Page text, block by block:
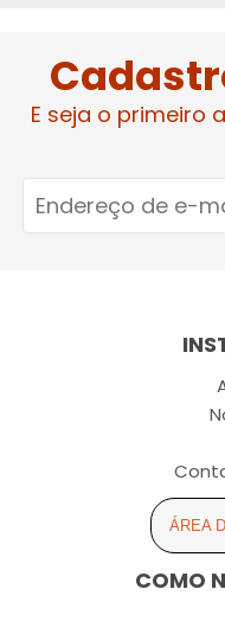
E seja o primeiro
ÁREA
COMO